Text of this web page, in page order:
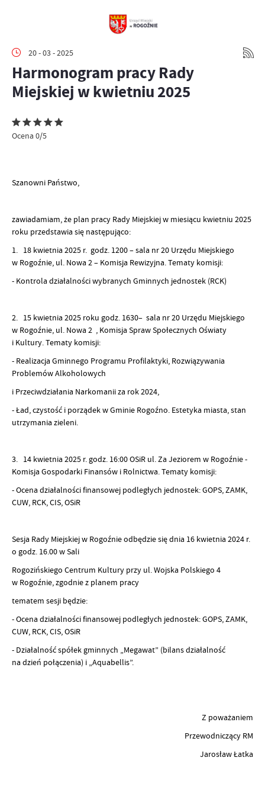
20 - 03 - 2025
Harmonogram pracy Rady
Miejskiej w kwietniu 2025
Ocena 0/5
Szanowni Państwo,
zawiadamiam, że plan pracy Rady Miejskiej w miesiącu kwietniu 2025
roku przedstawia się następująco:
1. 18 kwietnia 2025 r. godz. 1200 – sala nr 20 Urzędu Miejskiego
w Rogoźnie, ul. Nowa 2 – Komisja Rewizyjna. Tematy komisji:
- Kontrola działalności wybranych Gminnych jednostek (RCK)
2. 15 kwietnia 2025 roku godz. 1630– sala nr 20 Urzędu Miejskiego
w Rogoźnie, ul. Nowa 2 , Komisja Spraw Społecznych Oświaty
i Kultury. Tematy komisji:
- Realizacja Gminnego Programu Profilaktyki, Rozwiązywania
Problemów Alkoholowych
i Przeciwdziałania Narkomanii za rok 2024,
- Ład, czystość i porządek w Gminie Rogoźno. Estetyka miasta, stan
utrzymania zieleni.
3. 14 kwietnia 2025 r. godz. 16:00 OSiR ul. Za Jeziorem w Rogoźnie -
Komisja Gospodarki Finansów i Rolnictwa. Tematy komisji:
- Ocena działalności finansowej podległych jednostek: GOPS, ZAMK,
CUW, RCK, CIS, OSiR
Sesja Rady Miejskiej w Rogoźnie odbędzie się dnia 16 kwietnia 2024 r.
o godz. 16.00 w Sali
Rogozińskiego Centrum Kultury przy ul. Wojska Polskiego 4
w Rogoźnie, zgodnie z planem pracy
tematem sesji będzie:
- Ocena działalności finansowej podległych jednostek: GOPS, ZAMK,
CUW, RCK, CIS, OSiR
- Działalność spółek gminnych „Megawat” (bilans działalność
na dzień połączenia) i „Aquabellis”.
Z poważaniem
Przewodniczący RM
Jarosław Łatka